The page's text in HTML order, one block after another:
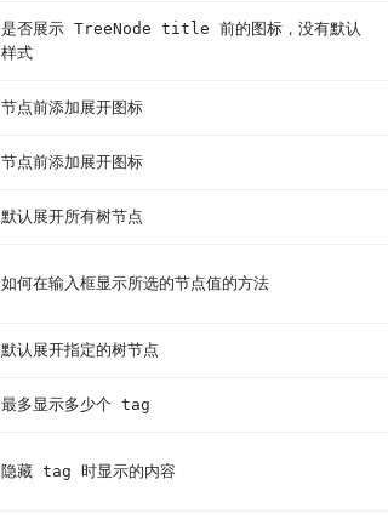
是否展示 TreeNode title 前的图标，没有默认
样式
节点前添加展开图标
节点前添加展开图标
默认展开所有树节点
如何在输入框显示所选的节点值的方法
默认展开指定的树节点
最多显示多少个 tag
隐藏 tag 时显示的内容